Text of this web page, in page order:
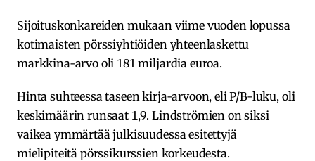
Sijoituskonkareiden mukaan viime vuoden lopussa
kotimaisten pörssiyhtiöiden yhteenlaskettu
markkina-arvo oli 181 miljardia euroa.
Hinta suhteessa taseen kirja-arvoon, eli P/B-luku, oli
keskimäärin runsaat 1,9. Lindströmien on siksi
vaikea ymmärtää julkisuudessa esitettyjä
mielipiteitä pörssikurssien korkeudesta.